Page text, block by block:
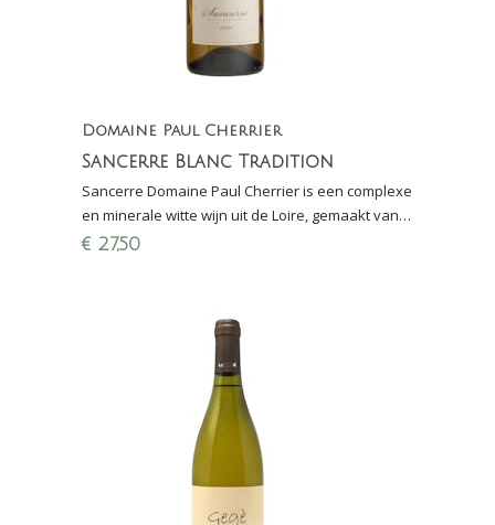
Domaine Paul Cherrier
Sancerre Blanc Tradition
Sancerre Domaine Paul Cherrier is een complexe
en minerale witte wijn uit de Loire, gemaakt van
Sauvignon Blanc. Biologische Sancerre!
€ 27,50